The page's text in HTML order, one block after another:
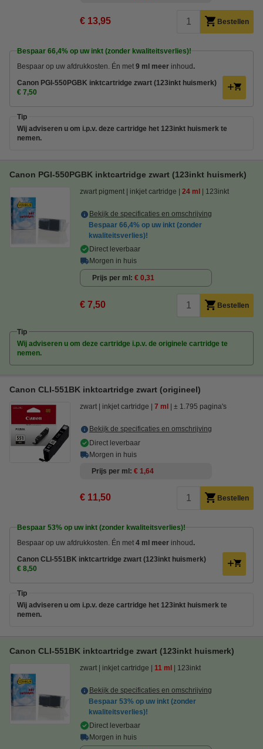
€ 13,95 Bestellen
Bespaar 66,4% op uw inkt (zonder kwaliteitsverlies)!
Bespaar op uw afdrukkosten. Én met 9 ml meer inhoud .
Canon PGI-550PGBK inktcartridge zwart (123inkt huismerk)
€ 7,50
Tip
Wij adviseren u om i.p.v. deze cartridge het 123inkt huismerk te
nemen.
Canon PGI-550PGBK inktcartridge zwart (123inkt huismerk)
zwart pigment inkjet cartridge 24 ml 123inkt
Bekijk de specificaties en omschrijving
Bespaar 66,4% op uw inkt (zonder
kwaliteitsverlies)!
Direct leverbaar
Morgen in huis
Prijs per ml € 0,31
€ 7,50 Bestellen
Tip
Wij adviseren u om deze cartridge i.p.v. de originele cartridge te
nemen.
Canon CLI-551BK inktcartridge zwart (origineel)
zwart inkjet cartridge 7 ml ± 1.795 pagina's
Bekijk de specificaties en omschrijving
Direct leverbaar
Morgen in huis
Prijs per ml
€ 1,64
€ 11,50 Bestellen
Bespaar 53% op uw inkt (zonder kwaliteitsverlies)!
Bespaar op uw afdrukkosten. Én met 4 ml meer inhoud .
Canon CLI-551BK inktcartridge zwart (123inkt huismerk)
€ 8,50
Tip
Wij adviseren u om i.p.v. deze cartridge het 123inkt huismerk te
nemen.
Canon CLI-551BK inktcartridge zwart (123inkt huismerk)
zwart inkjet cartridge 11 ml 123inkt
Bekijk de specificaties en omschrijving
Bespaar 53% op uw inkt (zonder
kwaliteitsverlies)!
Direct leverbaar
Morgen in huis